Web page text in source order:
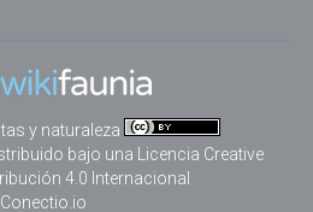
y naturaleza
bajo una Licencia Creative
4.0 Internacional
Conectio.io